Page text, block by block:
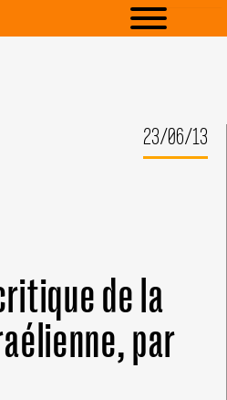
23/06/13
de la
par